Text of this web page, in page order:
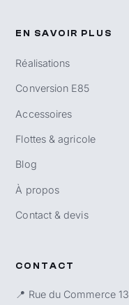
EN SAVOIR PLUS
Réalisations
Conversion E85
Accessoires
Flottes & agricole
Blog
À propos
Contact & devis
CONTACT
📍 Rue du Commerce 13